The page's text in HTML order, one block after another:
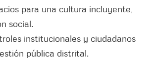
para una cultura incluyente,
social.
institucionales y ciudadanos
pública distrital.